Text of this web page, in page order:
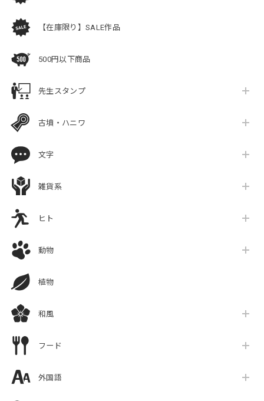
【在庫限り】SALE作品
500円以下商品
先生スタンプ
古墳・ハニワ
文字
雑貨系
ヒト
動物
植物
和風
フード
外国語